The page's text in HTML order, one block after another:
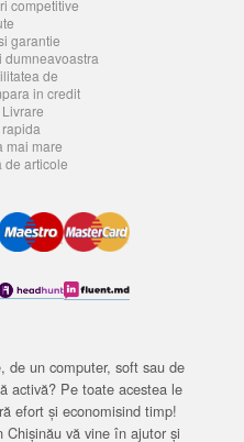
competitive
garantie
dumneavoastra
de
in credit
Livrare
rapida
mai mare
de articole
de un computer, soft sau de
activă? Pe toate acestea le
efort și economisind timp!
Chișinău vă vine în ajutor și